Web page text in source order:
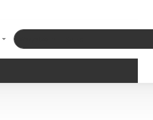
Szukaj…